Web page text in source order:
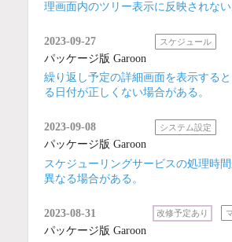
理画面内のツリー表示に反映されない
2023-09-27 スケジュール
パッケージ版 Garoon
繰り返し予定の詳細画面を表示する
る日付が正しくない場合がある。
2023-09-08 システム設定
パッケージ版 Garoon
スケジューリングサービスの処理時
異なる場合がある。
2023-08-31 改修予定あり
パッケージ版 Garoon